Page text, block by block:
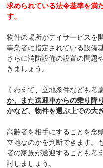
求められている法令基準を満
す。
物件の場所がデイサービスを
事業者に指定されている設備
さらに消防設備の設置の問題
きましょう。
くわえて、立地条件なども考
か、また送迎車からの乗り降
かなど、物件を選ぶ上での大
高齢者を相手にすることを念
立地なのかを判断できます。
者の家族が送迎することも考
討しましょう。